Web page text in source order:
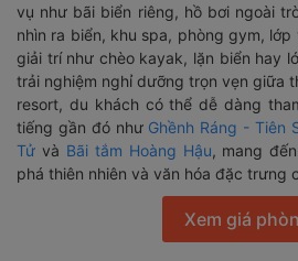
vụ như bãi biển riêng, hồ bơi ngoài
nhìn ra biển, khu spa, phòng gym,
giải trí như chèo kayak, lặn biển hay
trải nghiệm nghỉ dưỡng trọn vẹn giữa
resort, du khách có thể dễ dàng
tiếng gần đó như Ghềnh Ráng - Tiên
Tử và Bãi tắm Hoàng Hậu, mang
phá thiên nhiên và văn hóa đặc trưng
Xem giá